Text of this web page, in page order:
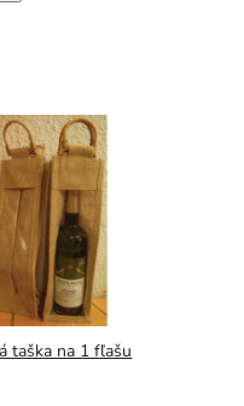
taška na 1 fľašu